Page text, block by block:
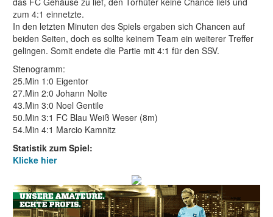
zum 4:1 einnetzte.
In den letzten Minuten des Spiels ergaben sich Chancen auf
beiden Seiten, doch es sollte keinem Team ein weiterer Treffer
gelingen. Somit endete die Partie mit 4:1 für den SSV.
Stenogramm:
25.Min 1:0 Eigentor
27.Min 2:0 Johann Nolte
43.Min 3:0 Noel Gentile
50.Min 3:1 FC Blau Weiß Weser (8m)
54.Min 4:1 Marcio Kamnitz
Statistik zum Spiel:
Klicke hier